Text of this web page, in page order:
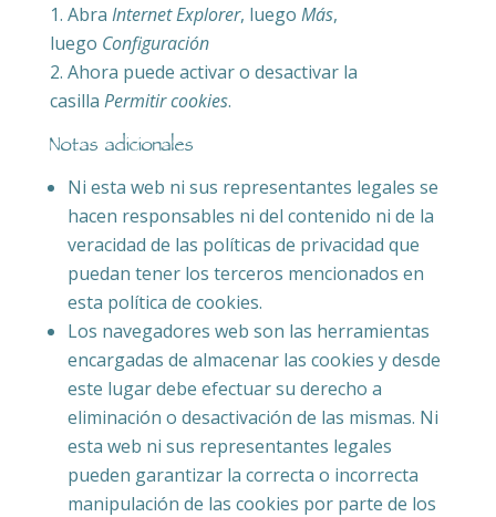
Abra Internet Explorer, luego Más,
luego Configuración
Ahora puede activar o desactivar la
casilla Permitir cookies.
Notas adicionales
Ni esta web ni sus representantes legales se
hacen responsables ni del contenido ni de la
veracidad de las políticas de privacidad que
puedan tener los terceros mencionados en
esta política de cookies.
Los navegadores web son las herramientas
encargadas de almacenar las cookies y desde
este lugar debe efectuar su derecho a
eliminación o desactivación de las mismas. Ni
esta web ni sus representantes legales
pueden garantizar la correcta o incorrecta
manipulación de las cookies por parte de los